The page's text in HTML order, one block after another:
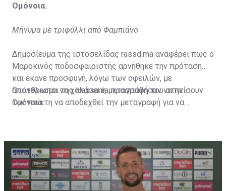
Ομόνοια.
Μήνυμα με τριφύλλι από Φαμπιάνο
Δημοσίευμα της ιστοσελίδας rassd.ma αναφέρει πως ο
Μαροκινός ποδοσφαιριστής αρνήθηκε την πρόταση
και έκανε προσφυγή, λόγω των οφειλών, με
αποτέλεσμα να χαλάσει η μεταγραφή του στην
Ομόνοια.
Οι άνθρωποι της Hassania προσπάθησαν να πείσουν
τον παίκτη να αποδεχθεί την μεταγραφή για να
ελεύθερα σε οποιαδήποτε νέα ομάδα το τρέχον
καλοκαίρι.